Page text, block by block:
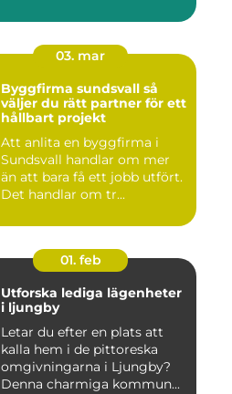
03. mar
Byggfirma sundsvall så
väljer du rätt partner för ett
hållbart projekt
Att anlita en byggfirma i
Sundsvall handlar om mer
än att bara få ett jobb utfört.
Det handlar om tr...
01. feb
Utforska lediga lägenheter
i ljungby
Letar du efter en plats att
kalla hem i de pittoreska
omgivningarna i Ljungby?
Denna charmiga kommun...